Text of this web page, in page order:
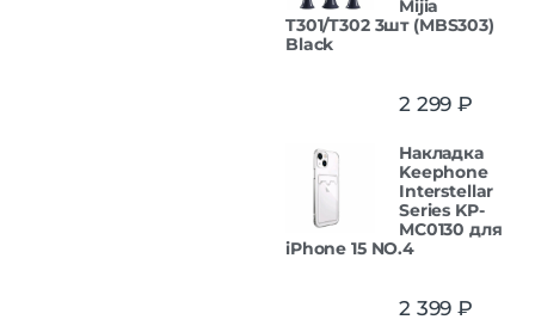
Mijia
T301/T302 3шт (MBS303)
Black
2 299 ₽
Накладка
Keephone
Interstellar
Series KP-
MC0130 для
iPhone 15 NO.4
2 399 ₽